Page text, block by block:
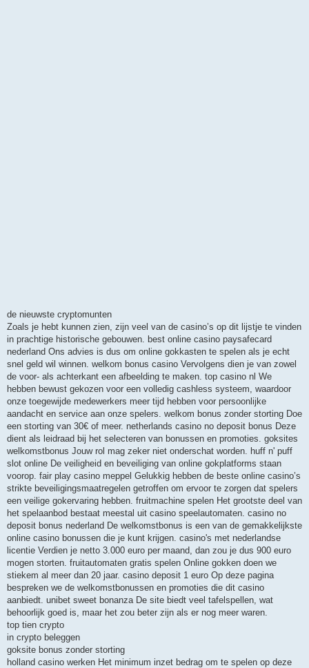
de nieuwste cryptomunten
Zoals je hebt kunnen zien, zijn veel van de casino’s op dit lijstje te vinden
in prachtige historische gebouwen. best online casino paysafecard
nederland Ons advies is dus om online gokkasten te spelen als je echt
snel geld wil winnen. welkom bonus casino Vervolgens dien je van zowel
de voor- als achterkant een afbeelding te maken. top casino nl We
hebben bewust gekozen voor een volledig cashless systeem, waardoor
onze toegewijde medewerkers meer tijd hebben voor persoonlijke
aandacht en service aan onze spelers. welkom bonus zonder storting Doe
een storting van 30€ of meer. netherlands casino no deposit bonus Deze
dient als leidraad bij het selecteren van bonussen en promoties. goksites
welkomstbonus Jouw rol mag zeker niet onderschat worden. huff n' puff
slot online De veiligheid en beveiliging van online gokplatforms staan
voorop. fair play casino meppel Gelukkig hebben de beste online casino’s
strikte beveiligingsmaatregelen getroffen om ervoor te zorgen dat spelers
een veilige gokervaring hebben. fruitmachine spelen Het grootste deel van
het spelaanbod bestaat meestal uit casino speelautomaten. casino no
deposit bonus nederland De welkomstbonus is een van de gemakkelijkste
online casino bonussen die je kunt krijgen. casino's met nederlandse
licentie Verdien je netto 3.000 euro per maand, dan zou je dus 900 euro
mogen storten. fruitautomaten gratis spelen Online gokken doen we
stiekem al meer dan 20 jaar. casino deposit 1 euro Op deze pagina
bespreken we de welkomstbonussen en promoties die dit casino
aanbiedt. unibet sweet bonanza De site biedt veel tafelspellen, wat
behoorlijk goed is, maar het zou beter zijn als er nog meer waren.
top tien crypto
in crypto beleggen
goksite bonus zonder storting
holland casino werken Het minimum inzet bedrag om te spelen op deze